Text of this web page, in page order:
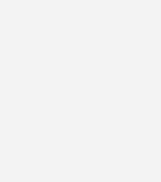
­Ablaufleistung
im Handwerk“